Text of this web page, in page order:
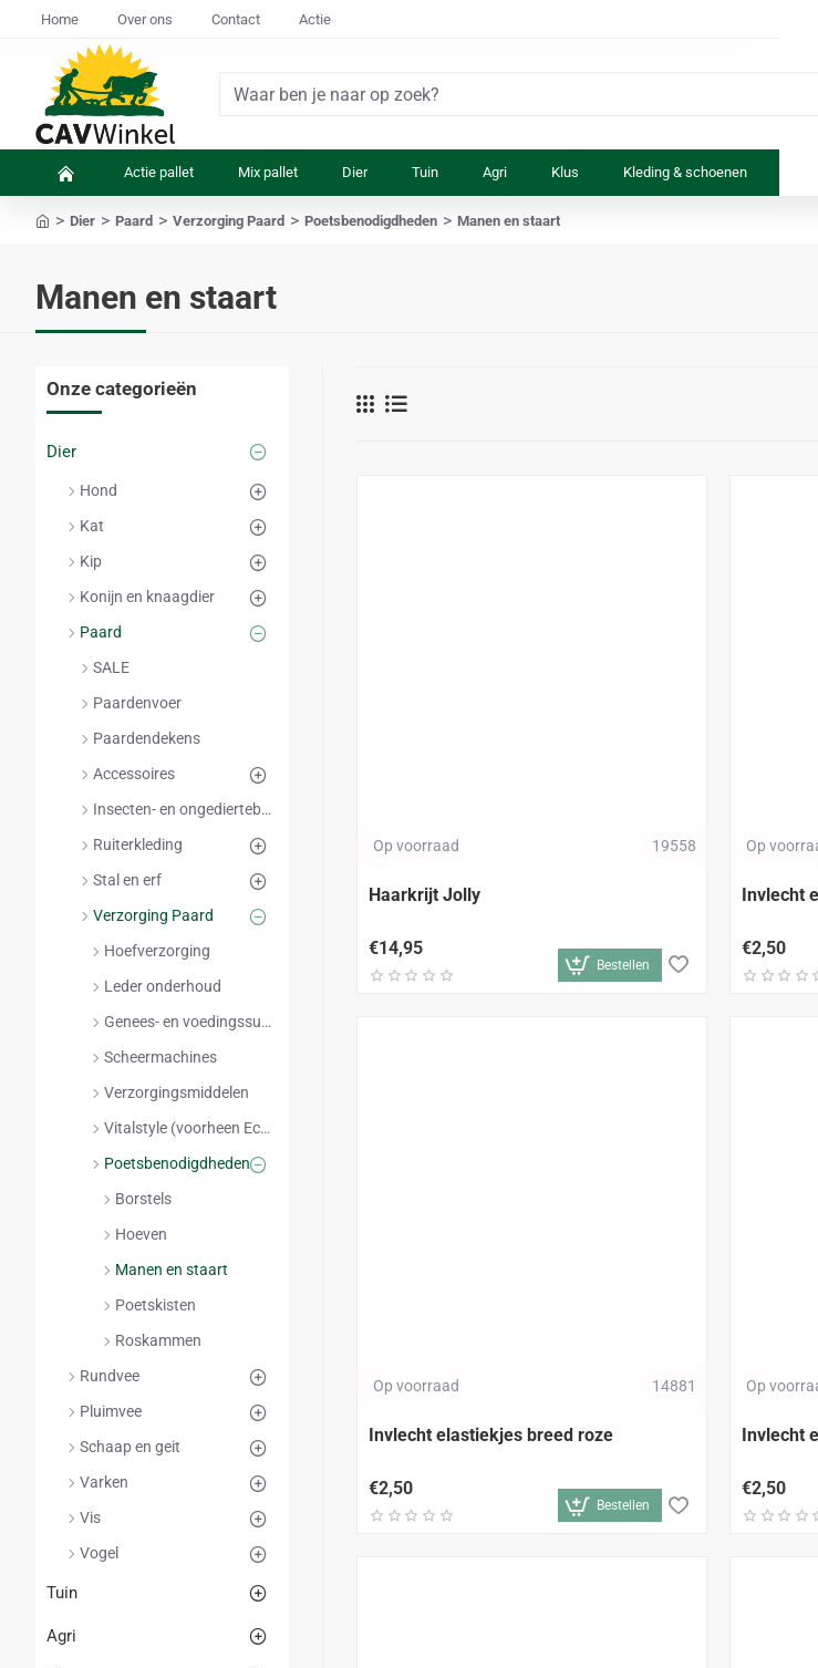
Home Over ons Contact Actie
Waar
op
Actie pallet Mix pallet Dier Tuin Agri Klus Kleding & schoenen
Manen en staart
Dier Paard Verzorging Paard Poetsbenodigdheden Manen en staart
Onze categorieën
Dier
Hond
Kat
Kip
Konijn en knaagdier
Paard
SALE
Paardenvoer
Paardendekens
Accessoires
Insecten- en ongediertebestrijding
Ruiterkleding
Stal en erf
Verzorging Paard
Hoefverzorging
Leder onderhoud
Genees- en voedingssupplementen
Scheermachines
Verzorgingsmiddelen
Vitalstyle (voorheen Ecostyle)
Poetsbenodigdheden
Borstels
Hoeven
Manen en staart
Poetskisten
Roskammen
Rundvee
Pluimvee
Schaap en geit
Varken
Vis
Vogel
Tuin
Agri
Op voorraad 19558
Haarkrijt Jolly
€14,95
Bestellen
Op
Invlecht
€2,50
Op voorraad 14881
Invlecht elastiekjes breed roze
€2,50
Bestellen
Op
Invlecht
€2,50